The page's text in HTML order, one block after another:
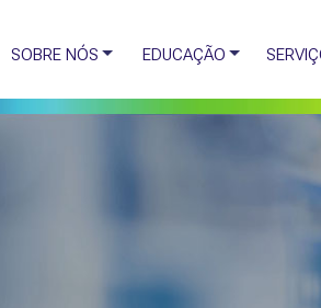
SOBRE NÓS EDUCAÇÃO